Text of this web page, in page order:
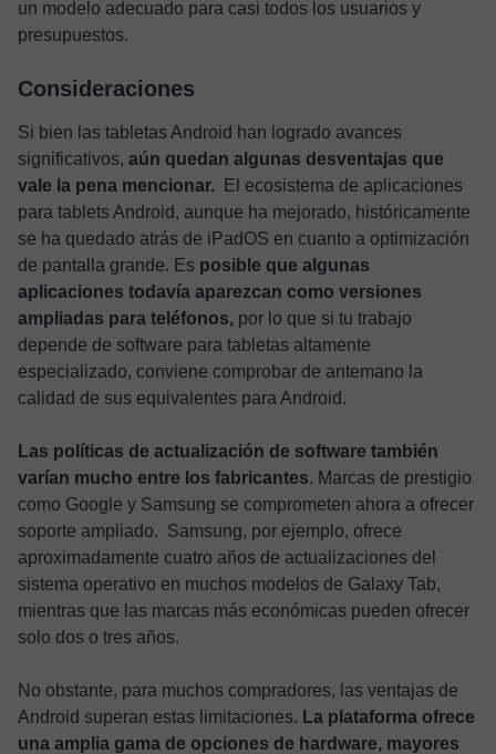
un modelo adecuado para casi todos los usuarios y
presupuestos.
Consideraciones
Si bien las tabletas Android han logrado avances
significativos, aún quedan algunas desventajas que
vale la pena mencionar.
El ecosistema de aplicaciones
para tablets Android, aunque ha mejorado, históricamente
se ha quedado atrás de iPadOS en cuanto a optimización
de pantalla grande. Es posible que algunas
aplicaciones todavía aparezcan como versiones
ampliadas para teléfonos, por lo que si tu trabajo
depende de software para tabletas altamente
especializado, conviene comprobar de antemano la
calidad de sus equivalentes para Android.
Las políticas de actualización de software también
varían mucho entre los fabricantes. Marcas de prestigio
como Google y Samsung se comprometen ahora a ofrecer
soporte ampliado. Samsung, por ejemplo, ofrece
aproximadamente cuatro años de actualizaciones del
sistema operativo en muchos modelos de Galaxy Tab,
mientras que las marcas más económicas pueden ofrecer
solo dos o tres años.
No obstante, para muchos compradores, las ventajas de
Android superan estas limitaciones. La plataforma ofrece
una amplia gama de opciones de hardware, mayores